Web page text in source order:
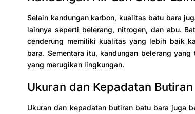
Selain kandungan karbon, kualitas batu bara
lainnya seperti belerang, nitrogen, dan abu.
cenderung memiliki kualitas yang lebih baik
bara. Sementara itu, kandungan belerang
yang merugikan lingkungan.
Ukuran dan Kepadatan Butiran
Ukuran dan kepadatan butiran batu bara juga